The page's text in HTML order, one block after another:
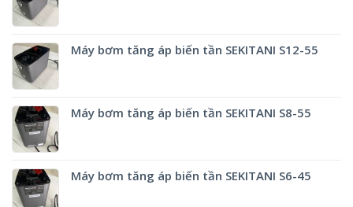
Máy bơm tăng áp biến tần SEKITANI S12-55
Máy bơm tăng áp biến tần SEKITANI S8-55
Máy bơm tăng áp biến tần SEKITANI S6-45